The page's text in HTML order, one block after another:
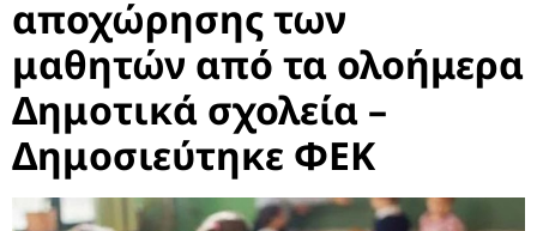
αποχώρησης των
μαθητών από τα ολοήμερα
Δημοτικά σχολεία –
Δημοσιεύτηκε ΦΕΚ